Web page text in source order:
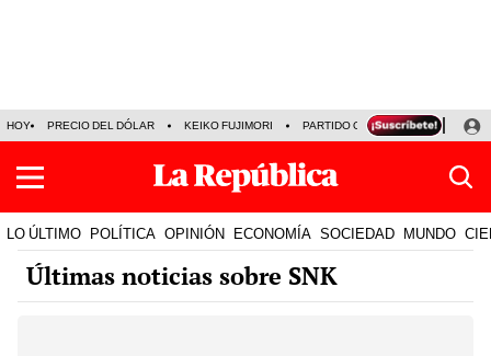
HOY PRECIO DEL DÓLAR KEIKO FUJIMORI PARTIDO OBRAS ARMONÍA 10
LO ÚLTIMO POLÍTICA OPINIÓN ECONOMÍA SOCIEDAD MUNDO
Últimas noticias sobre SNK